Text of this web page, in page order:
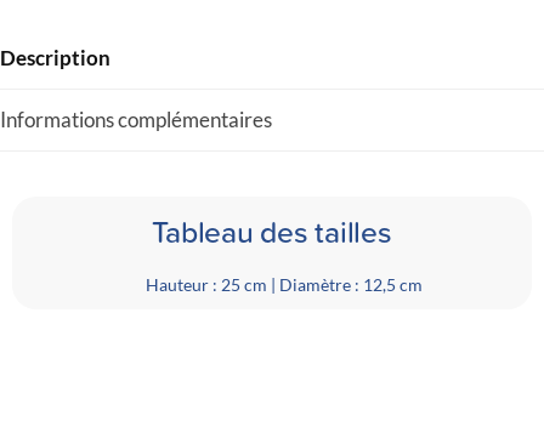
Description
Informations complémentaires
Tableau des tailles
Hauteur : 25 cm | Diamètre : 12,5 cm